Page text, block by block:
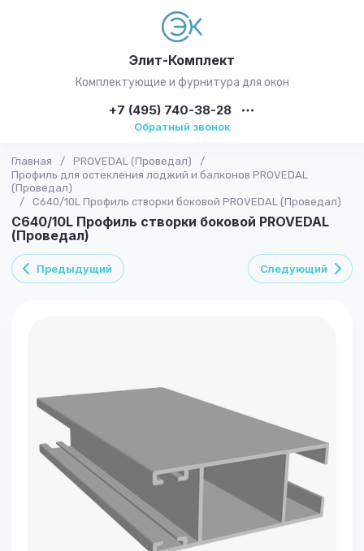
Элит-Комплект
Комплектующие и фурнитура для окон
+7 (495) 740-38-28
Обратный звонок
Главная / PROVEDAL (Проведал)
/
Профиль для остекления лоджий и балконов PROVEDAL
(Проведал)
/
C640/10L Профиль створки боковой PROVEDAL (Проведал)
C640/10L Профиль створки боковой PROVEDAL
(Проведал)
Предыдущий Следующий